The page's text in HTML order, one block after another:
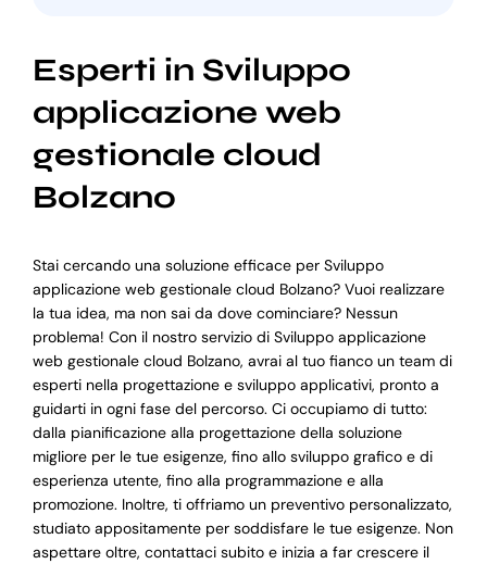
Esperti in Sviluppo
applicazione web
gestionale cloud
Bolzano
Stai cercando una soluzione efficace per Sviluppo
applicazione web gestionale cloud Bolzano? Vuoi realizzare
la tua idea, ma non sai da dove cominciare? Nessun
problema! Con il nostro servizio di Sviluppo applicazione
web gestionale cloud Bolzano, avrai al tuo fianco un team di
esperti nella progettazione e sviluppo applicativi, pronto a
guidarti in ogni fase del percorso. Ci occupiamo di tutto:
dalla pianificazione alla progettazione della soluzione
migliore per le tue esigenze, fino allo sviluppo grafico e di
esperienza utente, fino alla programmazione e alla
promozione. Inoltre, ti offriamo un preventivo personalizzato,
studiato appositamente per soddisfare le tue esigenze. Non
aspettare oltre, contattaci subito e inizia a far crescere il